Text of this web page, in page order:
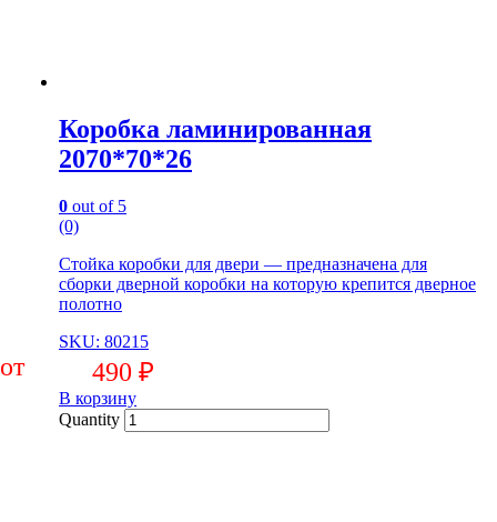
Коробка ламинированная
2070*70*26
0 out of 5
(0)
Стойка коробки для двери — предназначена для
сборки дверной коробки на которую крепится дверное
полотно
SKU: 80215
490 ₽
В корзину
Quantity